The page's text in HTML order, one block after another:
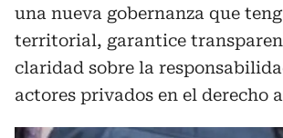
una nueva gobernanza que
territorial, garantice
claridad sobre la
actores privados en el derecho